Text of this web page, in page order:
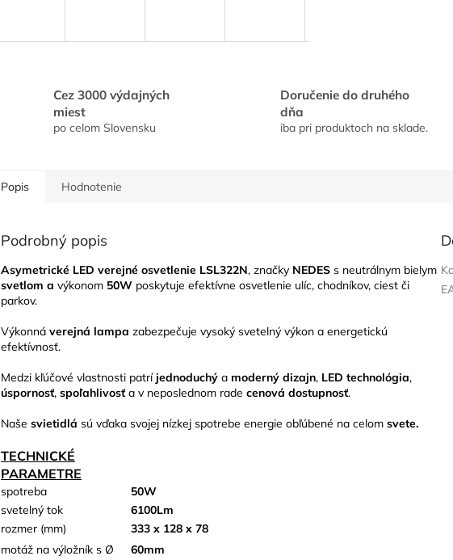
Cez 3000 výdajných
miest
po celom Slovensku
Doručenie do druhého
dňa
iba pri produktoch na sklade.
Popis Hodnotenie
Podrobný popis
Asymetrické LED verejné osvetlenie LSL322N, značky NEDES s neutrálnym bielym
svetlom a výkonom 50W poskytuje efektívne osvetlenie ulíc, chodníkov, ciest či
parkov.
Výkonná verejná lampa zabezpečuje vysoký svetelný výkon a energetickú
efektívnosť.
Medzi kľúčové vlastnosti patríjednoduchý a moderný dizajn, LED technológia,
úspornosť, spoľahlivosť a v neposlednom rade cenová dostupnosť.
Naše svietidlá sú vďaka svojej nízkej spotrebe energie obľúbené na celom svete.
TECHNICKÉ
PARAMETRE
spotreba
50W
svetelný tok
6100Lm
rozmer (mm)
333 x 128 x 78
motáž na výložník s Ø
60mm